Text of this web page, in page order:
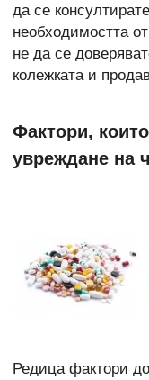
да се
необходимостта
не да се
колежката и
Фактори,
увреждане на
Редица фактори